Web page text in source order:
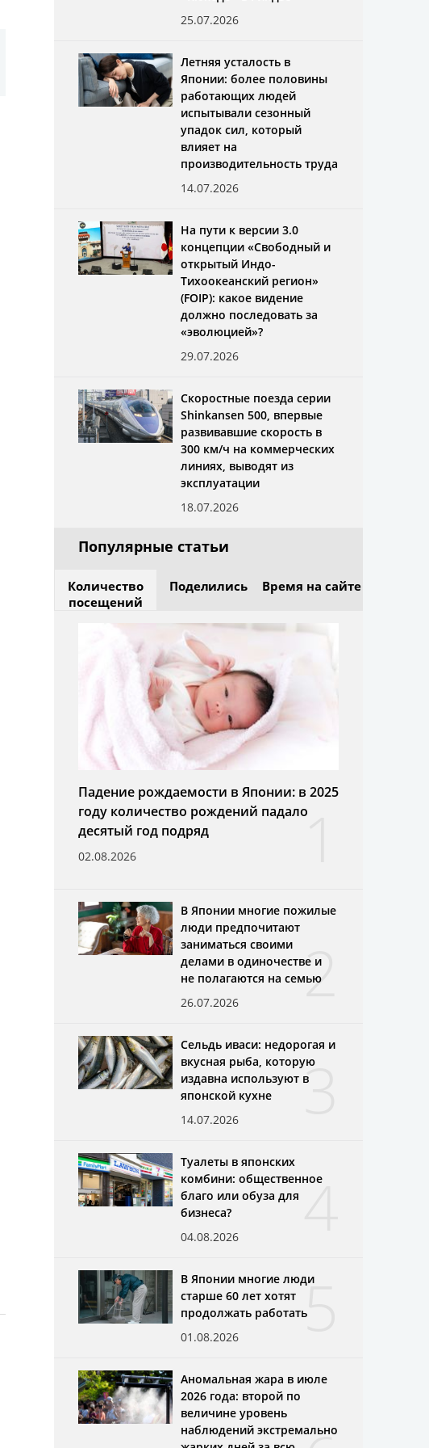
25.07.2026
Летняя усталость в
Японии: более половины
работающих людей
испытывали сезонный
упадок сил, который
влияет на
производительность труда
14.07.2026
На пути к версии 3.0
концепции «Свободный и
открытый Индо-
Тихоокеанский регион»
(FOIP): какое видение
должно последовать за
«эволюцией»?
29.07.2026
Скоростные поезда серии
Shinkansen 500, впервые
развивавшие скорость в
300 км/ч на коммерческих
линиях, выводят из
эксплуатации
18.07.2026
Популярные статьи
Количество
посещений
Поделились Время на сайте
1
Падение рождаемости в Японии: в 2025
году количество рождений падало
десятый год подряд
02.08.2026
2
В Японии многие пожилые
люди предпочитают
заниматься своими
делами в одиночестве и
не полагаются на семью
26.07.2026
3
Сельдь иваси: недорогая и
вкусная рыба, которую
издавна используют в
японской кухне
14.07.2026
4
Туалеты в японских
комбини: общественное
благо или обуза для
бизнеса?
04.08.2026
5
В Японии многие люди
старше 60 лет хотят
продолжать работать
01.08.2026
Аномальная жара в июле
2026 года: второй по
величине уровень
наблюдений экстремально